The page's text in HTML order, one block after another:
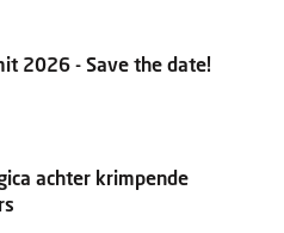
2026 - Save the date!
achter krimpende